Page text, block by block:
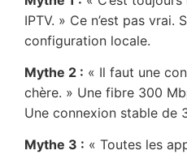
IPTV. » Ce n’est pas vrai.
configuration locale.
Mythe 2 : « Il faut une
chère. » Une fibre 300
Une connexion stable de
Mythe 3 : « Toutes les